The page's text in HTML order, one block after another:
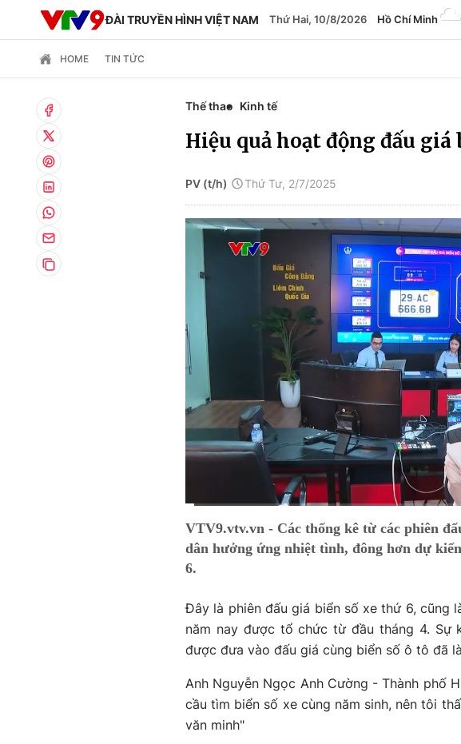
ĐÀI TRUYỀN HÌNH VIỆT NAM Thứ Hai, 10/8/2026 Hồ Chí Minh
HOME TIN TỨC
Thế thao Kinh tế
Hiệu quả hoạt động đấu giá
PV (t/h) Thứ Tư, 2/7/2025
Time
VTV9.vtv.vn - Các thống kê từ các phiên
dân hưởng ứng nhiệt tình, đông hơn dự
6.
Đây là phiên đấu giá biển số xe thứ 6, cũng
năm nay được tổ chức từ đầu tháng 4.
được đưa vào đấu giá cùng biển số ô tô đã
Anh Nguyễn Ngọc Anh Cường - Thành phố
cầu tìm biển số xe cùng năm sinh, nên tôi
văn minh"